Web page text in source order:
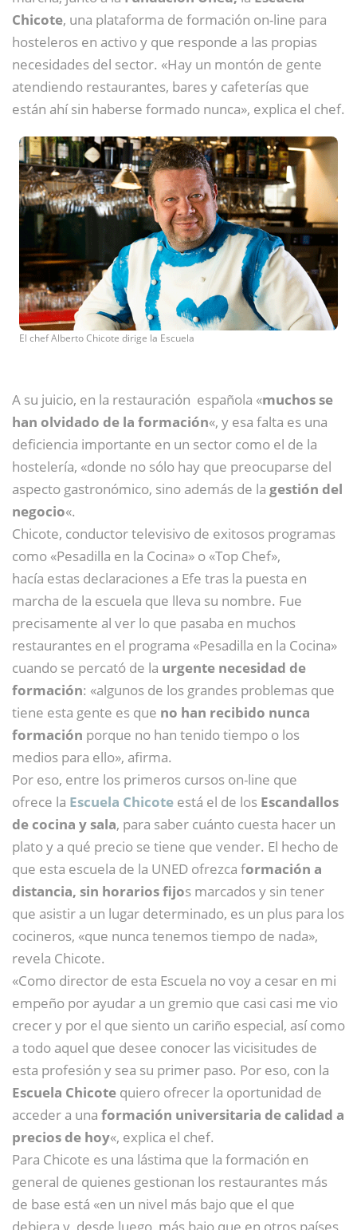
Chicote, una plataforma de formación on-line para
hosteleros en activo y que responde a las propias
necesidades del sector. «Hay un montón de gente
atendiendo restaurantes, bares y cafeterías que
están ahí sin haberse formado nunca», explica el chef.
El chef Alberto Chicote dirige la Escuela
A su juicio, en la restauración española «muchos se
han olvidado de la formación«, y esa falta es una
deficiencia importante en un sector como el de la
hostelería, «donde no sólo hay que preocuparse del
aspecto gastronómico, sino además de la gestión del
negocio«.
Chicote, conductor televisivo de exitosos programas
como «Pesadilla en la Cocina» o «Top Chef»,
hacía estas declaraciones a Efe tras la puesta en
marcha de la escuela que lleva su nombre. Fue
precisamente al ver lo que pasaba en muchos
restaurantes en el programa «Pesadilla en la Cocina»
cuando se percató de la urgente necesidad de
formación: «algunos de los grandes problemas que
tiene esta gente es que no han recibido nunca
formación porque no han tenido tiempo o los
medios para ello», afirma.
Por eso, entre los primeros cursos on-line que
ofrece la Escuela Chicote está el de los Escandallos
de cocina y sala, para saber cuánto cuesta hacer un
plato y a qué precio se tiene que vender. El hecho de
que esta escuela de la UNED ofrezca formación a
distancia, sin horarios fijos marcados y sin tener
que asistir a un lugar determinado, es un plus para los
cocineros, «que nunca tenemos tiempo de nada»,
revela Chicote.
«Como director de esta Escuela no voy a cesar en mi
empeño por ayudar a un gremio que casi casi me vio
crecer y por el que siento un cariño especial, así como
a todo aquel que desee conocer las vicisitudes de
esta profesión y sea su primer paso. Por eso, con la
Escuela Chicote quiero ofrecer la oportunidad de
acceder a una formación universitaria de calidad a
precios de hoy«, explica el chef.
Para Chicote es una lástima que la formación en
general de quienes gestionan los restaurantes más
de base está «en un nivel más bajo que el que